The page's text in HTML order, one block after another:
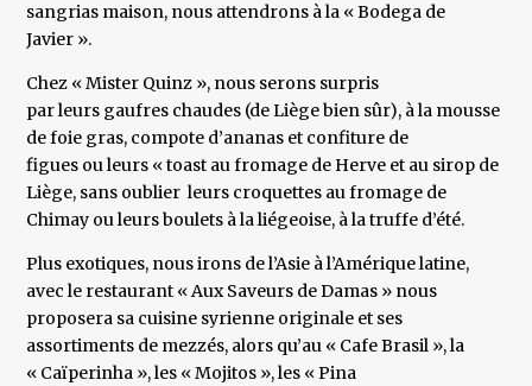
sangrias maison, nous attendrons à la « Bodega de
Javier ».
Chez « Mister Quinz », nous serons surpris
par leurs gaufres chaudes (de Liège bien sûr), à la mousse
de foie gras, compote d’ananas et confiture de
figues ou leurs « toast au fromage de Herve et au sirop de
Liège, sans oublier leurs croquettes au fromage de
Chimay ou leurs boulets à la liégeoise, à la truffe d’été.
Plus exotiques, nous irons de l’Asie à l’Amérique latine,
avec le restaurant « Aux Saveurs de Damas » nous
proposera sa cuisine syrienne originale et ses
assortiments de mezzés, alors qu’au « Cafe Brasil », la
« Caïperinha », les « Mojitos », les « Pina